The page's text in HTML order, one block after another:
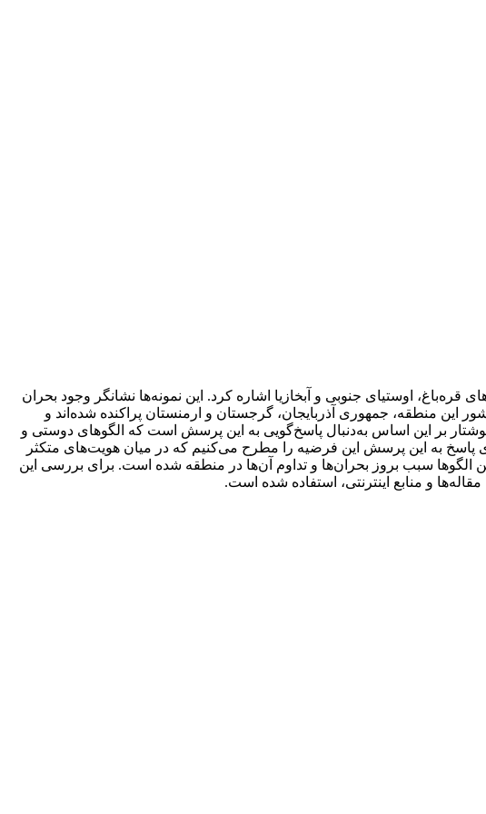
اوستیای جنوبی و آبخازیا اشاره کرد. این نمونه‌ها نشانگر وجود بحران
این منطقه، جمهوری آذربایجان، گرجستان و ارمنستان پراکنده شده‌اند و
بر این اساس به‌دنبال پاسخ‌گویی به این پرسش است که الگوهای دوستی و
پاسخ به این پرسش این فرضیه را مطرح می‌کنیم که در میان هویت‌ها‌ی متکثر
الگوها سبب بروز بحران‌ها‌ و تداوم آن‌ها در منطقه شده است. برای بررسی این
و منابع اینترنتی، استفاده شده است.